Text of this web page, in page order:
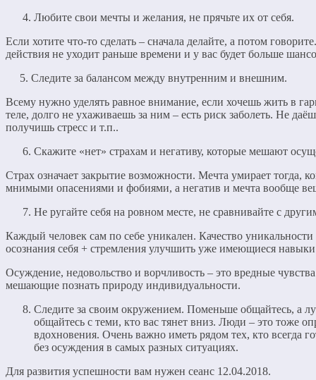
Любите свои мечты и желания, не прячьте их от себя.
Если хотите что-то сделать – сначала делайте, а потом
действия не уходит раньше времени и у вас будет больше
5. Следите за балансом между внутренним и внешним.
Всему нужно уделять равное внимание, если хочешь жить в
теле, долго не ухаживаешь за ним – есть риск заболеть. Не
получишь стресс и т.п..
Скажите «нет» страхам и негативу, которые мешают
Страх означает закрытие возможности. Мечта умирает тогда,
мнимыми опасениями и фобиями, а негатив и мечта вообще
Не ругайте себя на ровном месте, не сравнивайте с
Каждый человек сам по себе уникален. Качество уникальности
осознания себя + стремления улучшить уже имеющиеся
Осуждение, недовольство и ворчливость – это вредные
мешающие познать природу индивидуальности.
Следите за своим окружением. Поменьше общайтесь, а
общайтесь с теми, кто вас тянет вниз. Люди – это тоже
вдохновения. Очень важно иметь рядом тех, кто всегда
без осуждения в самых разных ситуациях.
Для развития успешности вам нужен сеанс 12.04.2018.